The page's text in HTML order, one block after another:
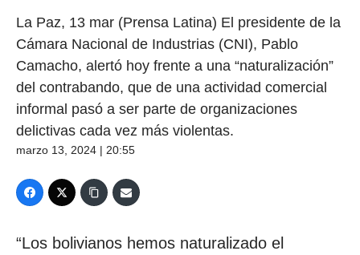
La Paz, 13 mar (Prensa Latina) El presidente de la
Cámara Nacional de Industrias (CNI), Pablo
Camacho, alertó hoy frente a una “naturalización”
del contrabando, que de una actividad comercial
informal pasó a ser parte de organizaciones
delictivas cada vez más violentas.
marzo 13, 2024 | 20:55
“Los bolivianos hemos naturalizado el